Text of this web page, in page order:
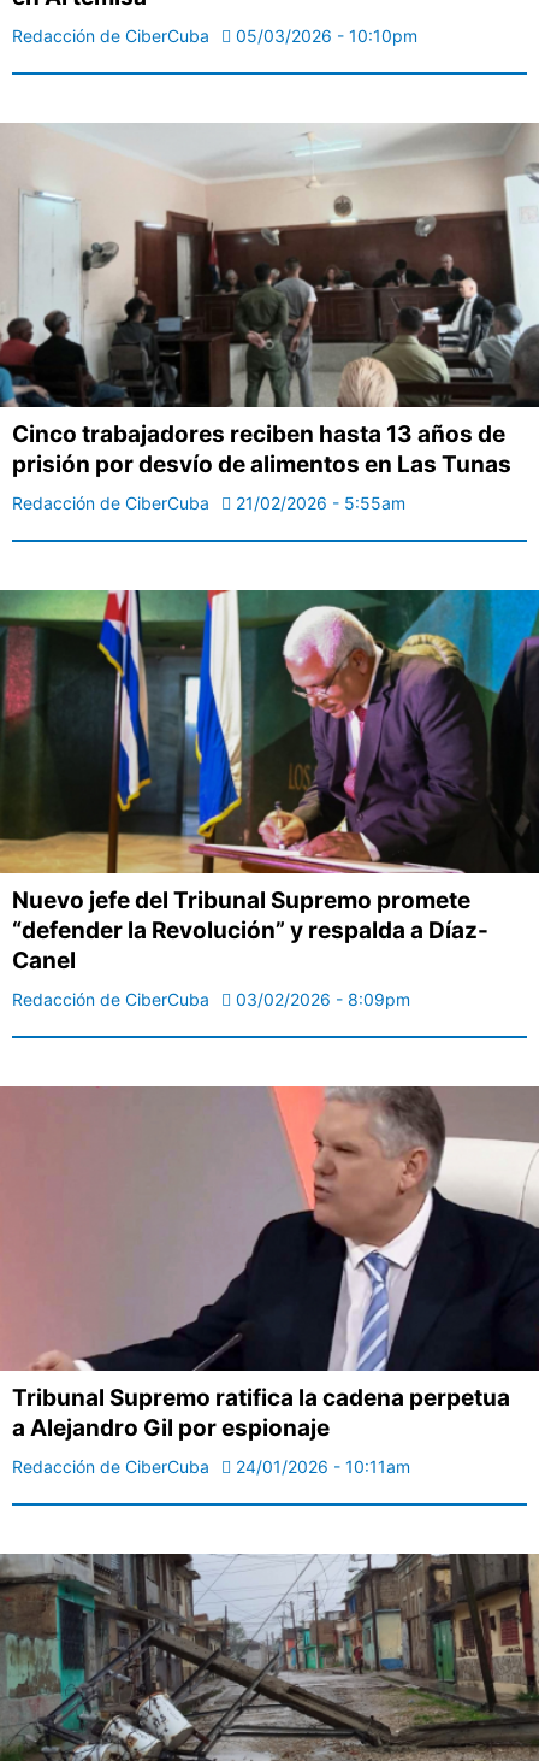
Redacción de CiberCuba 05/03/2026 - 10:10pm
Cinco trabajadores reciben hasta 13 años de
prisión por desvío de alimentos en Las Tunas
Redacción de CiberCuba 21/02/2026 - 5:55am
Nuevo jefe del Tribunal Supremo promete
“defender la Revolución” y respalda a Díaz-
Canel
Redacción de CiberCuba 03/02/2026 - 8:09pm
Tribunal Supremo ratifica la cadena perpetua
a Alejandro Gil por espionaje
Redacción de CiberCuba 24/01/2026 - 10:11am